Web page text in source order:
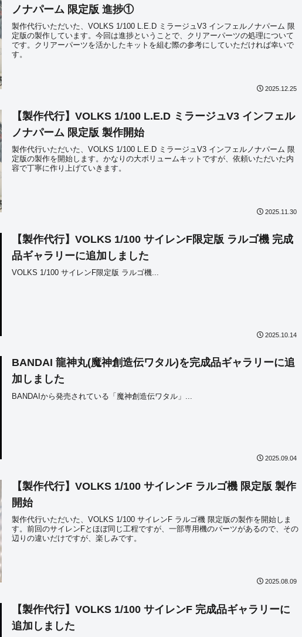
ノナパーム 限定版 進捗①
製作代行いただいた、VOLKS 1/100 L.E.D ミラージュV3 インフェルノナパーム 限
定版の製作しています。今回は進捗ということで、クリアーパーツの処理について
です。クリアーパーツを活かしたキットを組む際の参考にしていただければ幸いで
す。
2025.12.25
【製作代行】VOLKS 1/100 L.E.D ミラージュV3 インフェル
ノナパーム 限定版 製作開始
製作代行いただいた、VOLKS 1/100 L.E.D ミラージュV3 インフェルノナパーム 限
定版の製作を開始します。かなりの大ボリュームキットですが、依頼いただいた内
容で丁寧に作り上げていきます。
2025.11.30
【製作代行】VOLKS 1/100 サイレンF限定版 ラルゴ機 完成
品ギャラリーに追加しました
VOLKS 1/100 サイレンF限定版 ラルゴ機...
2025.10.14
BANDAI 龍神丸(魔神創造伝ワタル)を完成品ギャラリーに追
加しました
BANDAIから発売されている「魔神創造伝ワタル」...
2025.09.04
【製作代行】VOLKS 1/100 サイレンF ラルゴ機 限定版 製作
開始
製作代行いただいた、VOLKS 1/100 サイレンF ラルゴ機 限定版の製作を開始しま
す。前回のサイレンFとほぼ同じ工程ですが、一部専用機のパーツがあるので、その
辺りの違いだけですが、楽しみです。
2025.08.09
【製作代行】VOLKS 1/100 サイレンF 完成品ギャラリーに
追加しました